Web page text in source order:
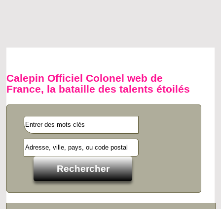
Calepin Officiel Colonel web de
France, la bataille des talents étoilés